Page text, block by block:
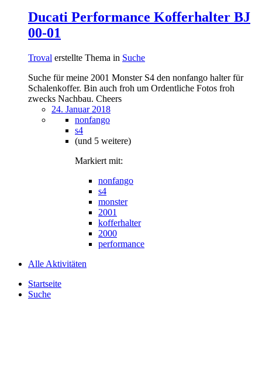
Ducati Performance Kofferhalter BJ
00-01
Troval erstellte Thema in Suche
Suche für meine 2001 Monster S4 den nonfango halter für
Schalenkoffer. Bin auch froh um Ordentliche Fotos froh
zwecks Nachbau. Cheers
24. Januar 2018
nonfango
s4
(und 5 weitere)
Markiert mit:
nonfango
s4
monster
2001
kofferhalter
2000
performance
Alle Aktivitäten
Startseite
Suche